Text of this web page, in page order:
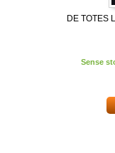
DE TOTES
Sense